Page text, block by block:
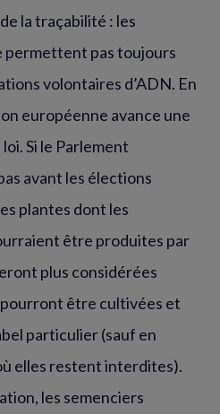
la traçabilité : les
permettent pas toujours
volontaires d’ADN. En
européenne avance une
Si le Parlement
avant les élections
plantes dont les
être produites par
plus considérées
pourront être cultivées et
particulier (sauf en
elles restent interdites).
les semenciers